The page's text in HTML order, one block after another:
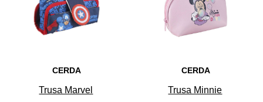
45
CERDA
Trusa Marvel
46
CERDA
Trusa Minnie